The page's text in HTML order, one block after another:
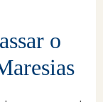
o